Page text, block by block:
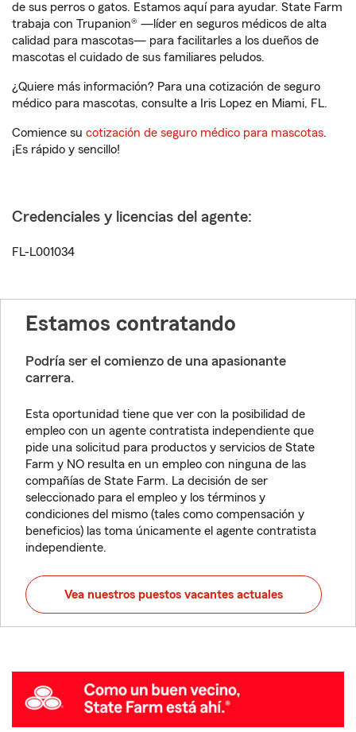
de sus perros o gatos. Estamos aquí para ayudar. State Farm
trabaja con Trupanion® —líder en seguros médicos de alta
calidad para mascotas— para facilitarles a los dueños de
mascotas el cuidado de sus familiares peludos.
¿Quiere más información? Para una cotización de seguro
médico para mascotas, consulte a Iris Lopez en Miami, FL.
Comience su cotización de seguro médico para mascotas.
¡Es rápido y sencillo!
Credenciales y licencias del agente:
FL-L001034
Estamos contratando
Podría ser el comienzo de una apasionante
carrera.
Esta oportunidad tiene que ver con la posibilidad de
empleo con un agente contratista independiente que
pide una solicitud para productos y servicios de State
Farm y NO resulta en un empleo con ninguna de las
compañías de State Farm. La decisión de ser
seleccionado para el empleo y los términos y
condiciones del mismo (tales como compensación y
beneficios) las toma únicamente el agente contratista
independiente.
Vea nuestros puestos vacantes actuales